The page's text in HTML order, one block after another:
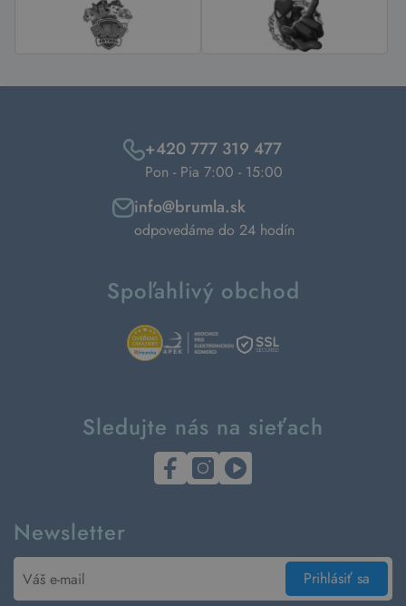
+420 777 319 477
Pon - Pia 7:00 - 15:00
info@brumla.sk
odpovedáme do 24 hodín
Spoľahlivý obchod
Sledujte nás na sieťach
Newsletter
Prihlásiť sa